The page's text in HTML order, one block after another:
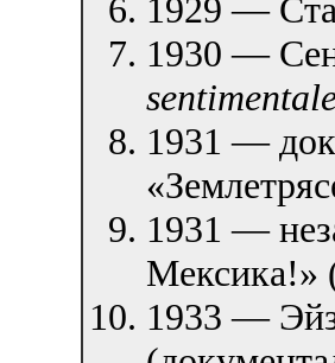
1929 —
1930 —
1931 —
1931 —
Мексика!»
1933 —